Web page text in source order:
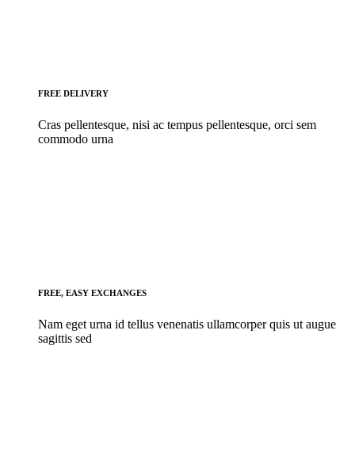
FREE DELIVERY
Cras pellentesque, nisi ac tempus pellentesque, orci sem
commodo urna
FREE, EASY EXCHANGES
Nam eget urna id tellus venenatis ullamcorper quis ut augue
sagittis sed